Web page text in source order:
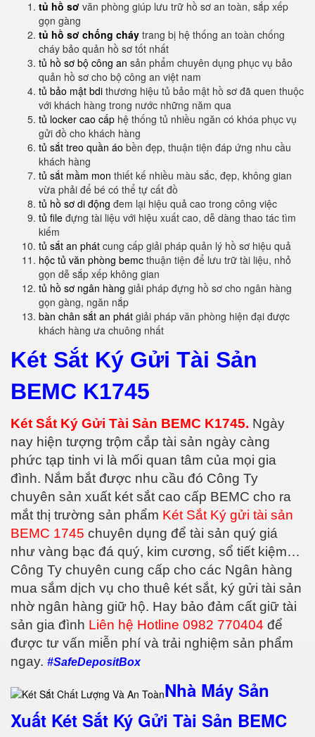
tủ hồ sơ văn phòng giúp lưu trữ hồ sơ an toàn, sắp xếp
gọn gàng
tủ hồ sơ chống cháy trang bị hệ thống an toàn chống
cháy bảo quản hồ sơ tốt nhất
tủ hồ sơ bộ công an sản phẩm chuyên dụng phục vụ bảo
quản hồ sơ cho bộ công an việt nam
tủ bảo mật bdi thương hiệu tủ bảo mật hồ sơ đã quen thuộc
với khách hàng trong nước những năm qua
tủ locker cao cấp hệ thống tủ nhiều ngăn có khóa phục vụ
gửi đồ cho khách hàng
tủ sắt treo quần áo bền đẹp, thuận tiện đáp ứng nhu cầu
khách hàng
tủ sắt mầm mon thiết kế nhiều màu sắc, đẹp, không gian
vừa phải để bé có thể tự cất đồ
tủ hồ sơ di động đem lại hiệu quả cao trong công việc
tủ file đựng tài liệu với hiệu xuất cao, dễ dàng thao tác tìm
kiếm
tủ sắt an phát cung cấp giải pháp quản lý hồ sơ hiệu quả
hộc tủ văn phòng bemc thuận tiện để lưu trữ tài liệu, nhỏ
gọn dễ sắp xếp không gian
tủ hồ sơ ngân hàng giải pháp đựng hồ sơ cho ngân hàng
gọn gàng, ngăn nắp
bàn chân sắt an phát giải pháp văn phòng hiện đại được
khách hàng ưa chuông nhất
Két Sắt Ký Gửi Tài Sản
BEMC K1745
Két Sắt Ký Gửi Tài Sản BEMC K1745. Ngày
nay hiện tượng trộm cắp tài sản ngày càng
phức tạp tinh vi là mối quan tâm của mọi gia
đình. Nắm bắt được nhu cầu đó Công Ty
chuyên sản xuất két sắt cao cấp BEMC cho ra
mắt thị trường sản phẩm Két Sắt Ký gửi tài sản
BEMC 1745 chuyên dụng để tài sản quý giá
như vàng bạc đá quý, kim cương, sổ tiết kiệm…
Công Ty chuyên cung cấp cho các Ngân hàng
mua sắm dịch vụ cho thuê két sắt, ký gửi tài sản
nhờ ngân hàng giữ hộ. Hay bảo đảm cất giữ tài
sản gia đình Liên hệ Hotline 0982 770404 để
được tư vấn miễn phí và trải nghiệm sản phẩm
ngay. #SafeDepositBox
Nhà Máy Sản
Xuất Két Sắt Ký Gửi Tài Sản BEMC